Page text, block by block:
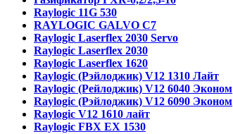
Raylogic 11G 530
RAYLOGIC GALVO С7
Raylogic Laserflex 2030 Servo
Raylogic Laserflex 2030
Raylogic Laserflex 1620
Raylogic (Рэйлоджик) V12 1310 Лайт
Raylogic (Рейлоджик) V12 6040 Эконом
Raylogic (Рэйлоджик) V12 6090 Эконом
Raylogic V12 1610 лайт
Raylogic FBX EX 1530